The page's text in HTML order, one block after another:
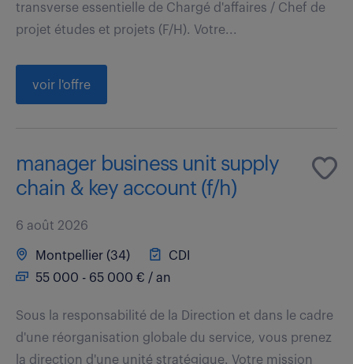
transverse essentielle de Chargé d'affaires / Chef de
projet études et projets (F/H). Votre...
voir l'offre
manager business unit supply
chain & key account (f/h)
6 août 2026
Montpellier (34)
CDI
55 000 - 65 000 € / an
Sous la responsabilité de la Direction et dans le cadre
d'une réorganisation globale du service, vous prenez
la direction d'une unité stratégique. Votre mission